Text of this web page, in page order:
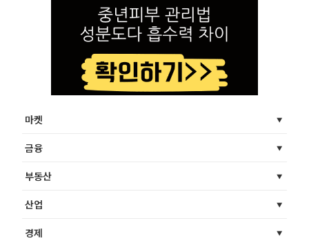
마켓
금융
부동산
산업
경제